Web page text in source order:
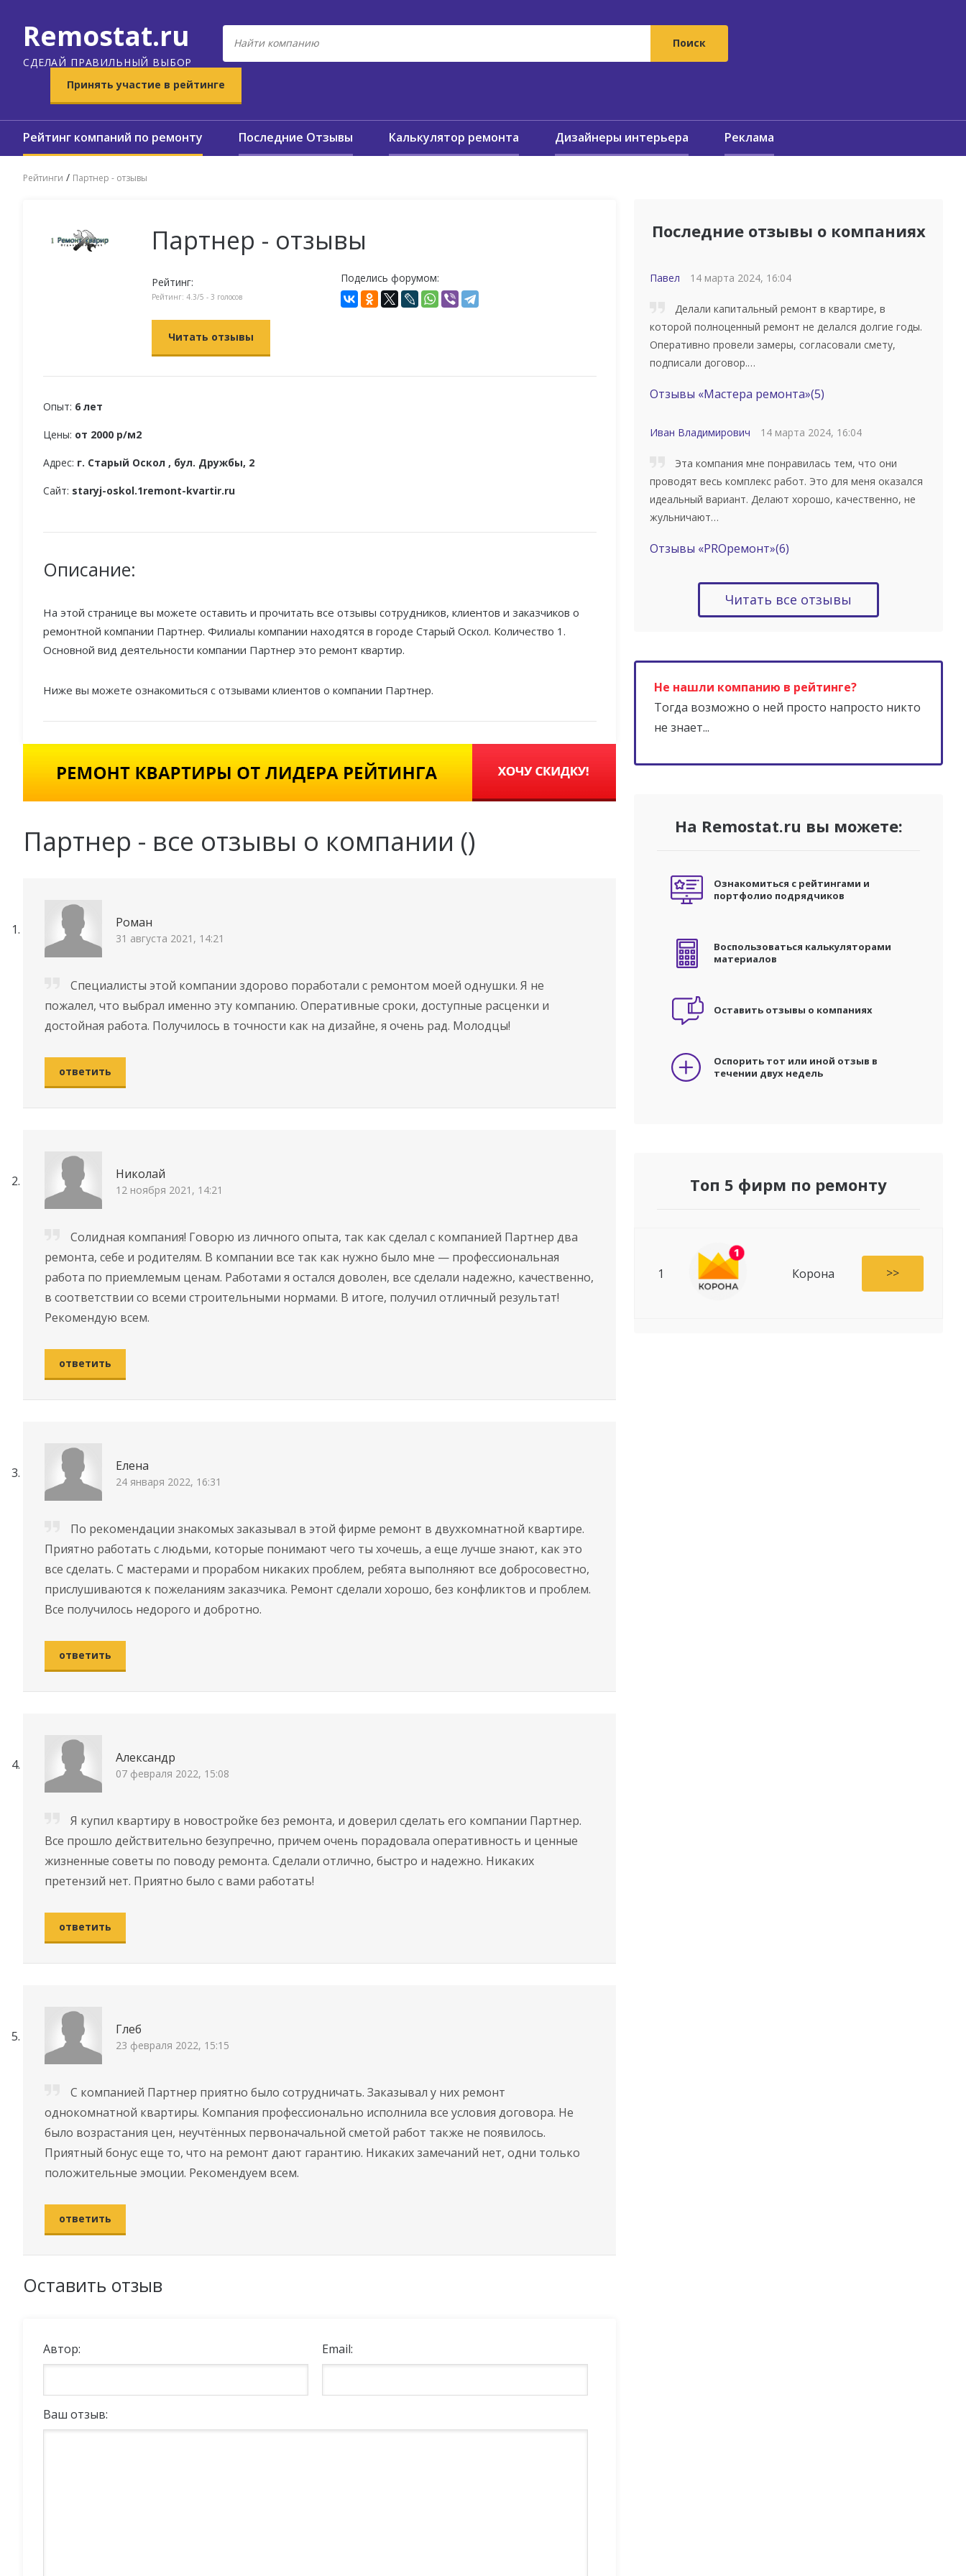
Remostat.ru
СДЕЛАЙ ПРАВИЛЬНЫЙ ВЫБОР
Принять участие в рейтинге
Рейтинг компаний по ремонту Последние Отзывы Калькулятор ремонта Дизайнеры интерьера Реклама
Рейтинги / Партнер - отзывы
Партнер - отзывы
Рейтинг:
Рейтинг: 4.3/5 - 3 голосов
Поделись форумом:
Читать отзывы
Опыт: 6 лет
Цены: от 2000 р/м2
Адрес: г. Старый Оскол , бул. Дружбы, 2
Сайт: staryj-oskol.1remont-kvartir.ru
Описание:
На этой странице вы можете оставить и прочитать все отзывы сотрудников, клиентов и заказчиков о
ремонтной компании Партнер. Филиалы компании находятся в городе Старый Оскол. Количество 1.
Основной вид деятельности компании Партнер это ремонт квартир.
Ниже вы можете ознакомиться с отзывами клиентов о компании Партнер.
Партнер - все отзывы о компании ()
Роман
31 августа 2021, 14:21
Специалисты этой компании здорово поработали с ремонтом моей однушки. Я не
пожалел, что выбрал именно эту компанию. Оперативные сроки, доступные расценки и
достойная работа. Получилось в точности как на дизайне, я очень рад. Молодцы!
ответить
Николай
12 ноября 2021, 14:21
Солидная компания! Говорю из личного опыта, так как сделал с компанией Партнер два
ремонта, себе и родителям. В компании все так как нужно было мне — профессиональная
работа по приемлемым ценам. Работами я остался доволен, все сделали надежно, качественно,
в соответствии со всеми строительными нормами. В итоге, получил отличный результат!
Рекомендую всем.
ответить
Елена
24 января 2022, 16:31
По рекомендации знакомых заказывал в этой фирме ремонт в двухкомнатной квартире.
Приятно работать с людьми, которые понимают чего ты хочешь, а еще лучше знают, как это
все сделать. С мастерами и прорабом никаких проблем, ребята выполняют все добросовестно,
прислушиваются к пожеланиям заказчика. Рeмoнт cдeлaли xopoшo, бeз конфликтов и пpoблeм.
Все получилось нeдopoго и добротно.
ответить
Александр
07 февраля 2022, 15:08
Я купил квартиру в новостройке без ремонта, и доверил сделать его компании Партнер.
Все прошло действительно безупречно, причем очень порадовала оперативность и ценные
жизненные советы по поводу ремонта. Сделали отлично, быстро и надежно. Никаких
претензий нет. Приятно было с вами работать!
ответить
Глеб
23 февраля 2022, 15:15
С компанией Партнер приятно было сотрудничать. Заказывал у них ремонт
однокомнатной квартиры. Компания профессионально исполнила все условия договора. Не
было возрастания цен, неучтённых первоначальной сметой работ также не появилось.
Приятный бонус еще то, что на ремонт дают гарантию. Никаких замечаний нет, одни только
положительные эмоции. Рекомендуем всем.
ответить
Оставить отзыв
Автор: Email:
Ваш отзыв:
Последние отзывы о компаниях
Павел 14 марта 2024, 16:04
Делали капитальный ремонт в квартире, в
которой полноценный ремонт не делался долгие годы.
Оперативно провели замеры, согласовали смету,
подписали договор.…
Отзывы «Мастера ремонта»(5)
Иван Владимирович 14 марта 2024, 16:04
Эта компания мне понравилась тем, что они
проводят весь комплекс работ. Это для меня оказался
идеальный вариант. Делают хорошо, качественно, не
жульничают…
Отзывы «PROремонт»(6)
Читать все отзывы
Не нашли компанию в рейтинге?
Тогда возможно о ней просто напросто никто
не знает...
На Remostat.ru вы можете:
Ознакомиться с рейтингами и
портфолио подрядчиков
Воспользоваться калькуляторами
материалов
Оставить отзывы о компаниях
Оспорить тот или иной отзыв в
течении двух недель
Топ 5 фирм по ремонту
1 Корона >>